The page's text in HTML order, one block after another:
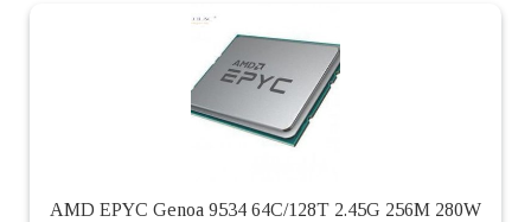
AMD EPYC Genoa 9534 64C/128T 2.45G 256M 280W